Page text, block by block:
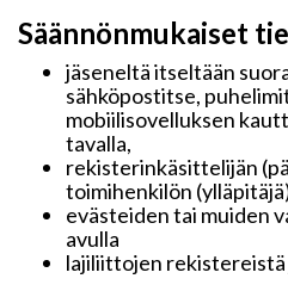
Säännönmukaiset
jäseneltä itseltään
sähköpostitse,
mobiilisovelluksen
tavalla,
rekisterinkäsittelijän
toimihenkilön
evästeiden tai muiden
avulla
lajiliittojen